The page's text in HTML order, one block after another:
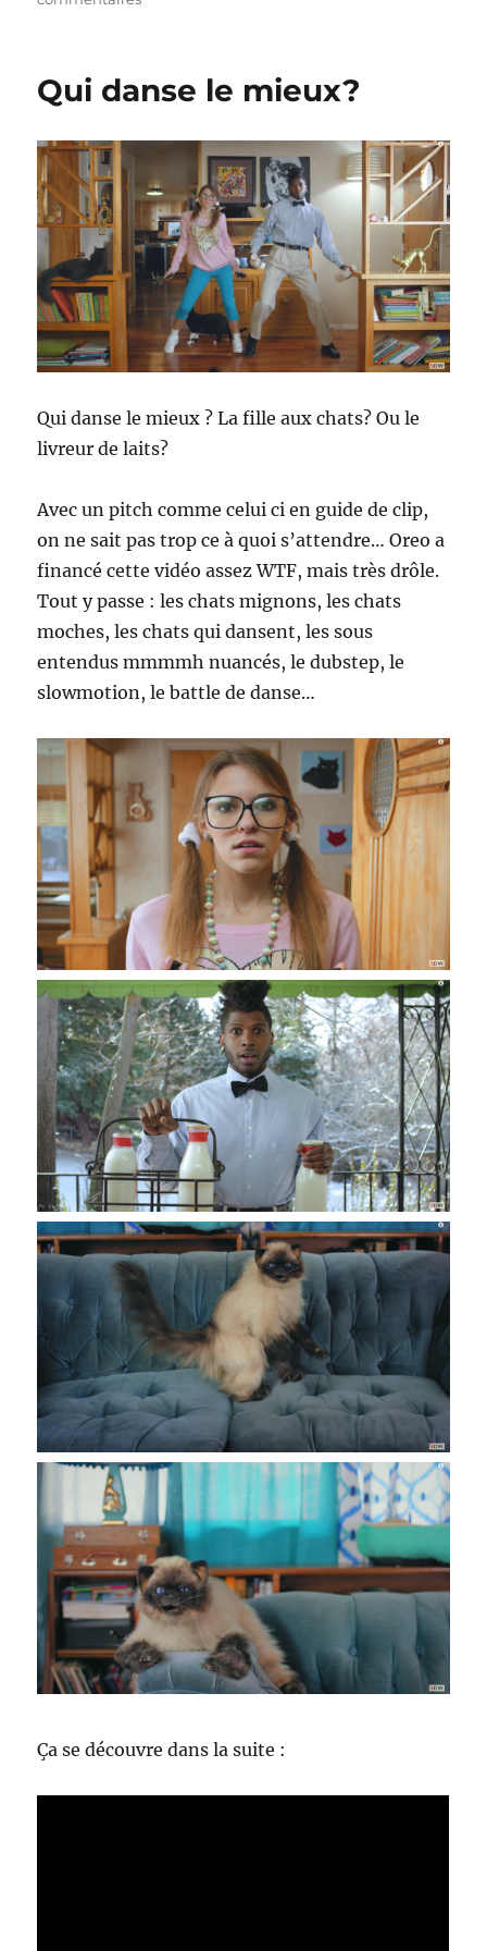
du
Qui danse le mieux?
Qui danse le mieux ? La fille aux chats? Ou le
livreur de laits?
Avec un pitch comme celui ci en guide de clip,
on ne sait pas trop ce à quoi s’attendre… Oreo a
financé cette vidéo assez WTF, mais très drôle.
Tout y passe : les chats mignons, les chats
moches, les chats qui dansent, les sous
entendus mmmmh nuancés, le dubstep, le
slowmotion, le battle de danse…
Ça se découvre dans la suite :